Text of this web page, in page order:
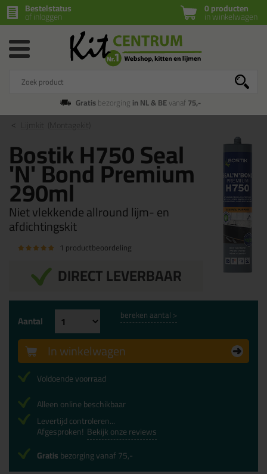
0 producten
in winkelwagen
Bestelstatus
of inloggen
Gratisbezorging in NL & BEvanaf75,-
Bostik H750 Seal
'N' Bond Premium
290ml
Niet vlekkende allround lijm- en
afdichtingskit
1 productbeoordeling
DIRECT LEVERBAAR
Aantal bereken aantal >
In winkelwagen
Voldoende voorraad
Alleen online beschikbaar
Levertijd controleren...
Afgesproken! Bekijk onze reviews
Gratisbezorging vanaf 75,-